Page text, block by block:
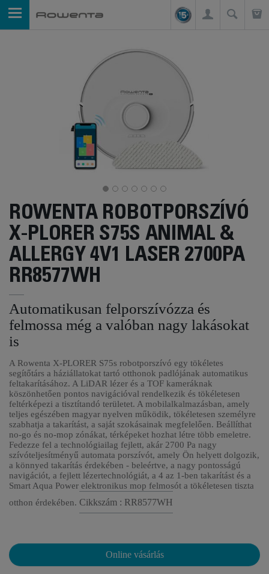
ROWENTA ROBOTPORSZÍVÓ
X-PLORER S75S ANIMAL &
ALLERGY 4V1 LASER 2700PA
RR8577WH
Automatikusan felporszívózza és
felmossa még a valóban nagy lakásokat
is
A Rowenta X-PLORER S75s robotporszívó egy tökéletes
segítőtárs a háziállatokat tartó otthonok padlójának automatikus
feltakarításához. A LiDAR lézer és a TOF kameráknak
köszönhetően pontos navigációval rendelkezik és tökéletesen
feltérképezi a tisztítandó területet. A mobilalkalmazásban, amely
teljes egészében magyar nyelven működik, tökéletesen személyre
szabhatja a takarítást, a saját szokásainak megfelelően. Beállíthat
no-go és no-mop zónákat, térképeket hozhat létre több emeletre.
Fedezze fel a technológiailag fejlett, akár 2700 Pa nagy
szívóteljesítményű automata porszívót, amely Ön helyett dolgozik,
a könnyed takarítás érdekében - beleértve, a nagy pontosságú
navigációt, a fejlett lézertechnológiát, a 4 az 1-ben takarítást és a
Smart Aqua Power elektronikus mop felmosót a tökéletesen tiszta
otthon érdekében. Cikkszám : RR8577WH
Online vásárlás